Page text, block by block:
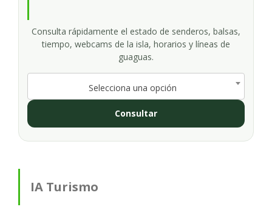
Consulta rápidamente el estado de senderos, balsas,
tiempo, webcams de la isla, horarios y líneas de
guaguas.
Selecciona una opción
Consultar
IA Turismo